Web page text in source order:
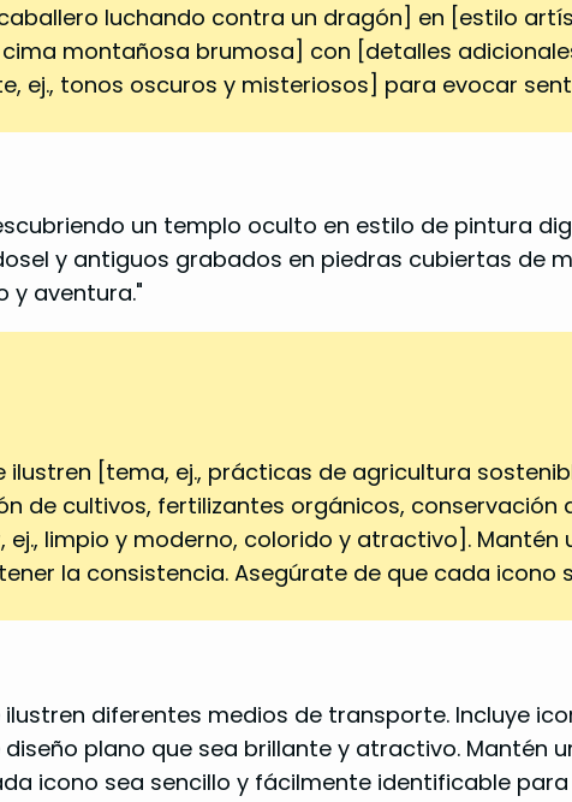
luchando contra un dragón] en [estilo
montañosa brumosa] con [detalles
ej., tonos oscuros y misteriosos] para evocar
un templo oculto en estilo de pintura
y antiguos grabados en piedras cubiertas de
y aventura."
[tema, ej., prácticas de agricultura
de cultivos, fertilizantes orgánicos, conservación
limpio y moderno, colorido y atractivo].
la consistencia. Asegúrate de que cada icono
diferentes medios de transporte. Incluye
plano que sea brillante y atractivo. Mantén
icono sea sencillo y fácilmente identificable